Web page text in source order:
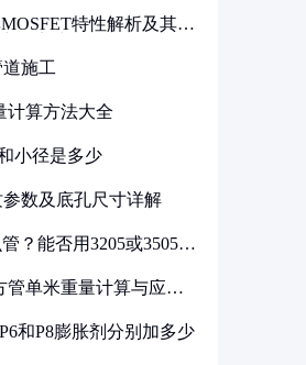
特性解析及其在
施工
计算方法大全
小径是多少
参数及底孔尺寸详解
？能否用3205或3505代
管单米重量计算与应用
和P8膨胀剂分别加多少